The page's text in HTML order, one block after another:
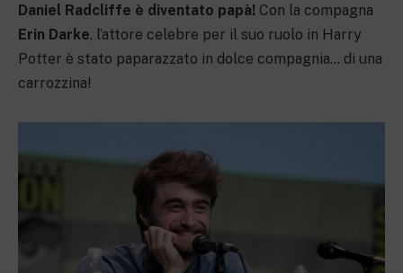
Daniel Radcliffe è diventato papà! Con la compagna
Erin Darke, l’attore celebre per il suo ruolo in Harry
Potter è stato paparazzato in dolce compagnia… di una
carrozzina!